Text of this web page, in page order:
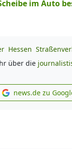
im Auto
Hessen
über die
news.de zu